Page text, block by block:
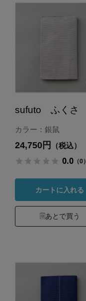
sufuto ふくさ
カラー：銀鼠
24,750円 （税込）
0.0（0）
カートに入れる
あとで買う